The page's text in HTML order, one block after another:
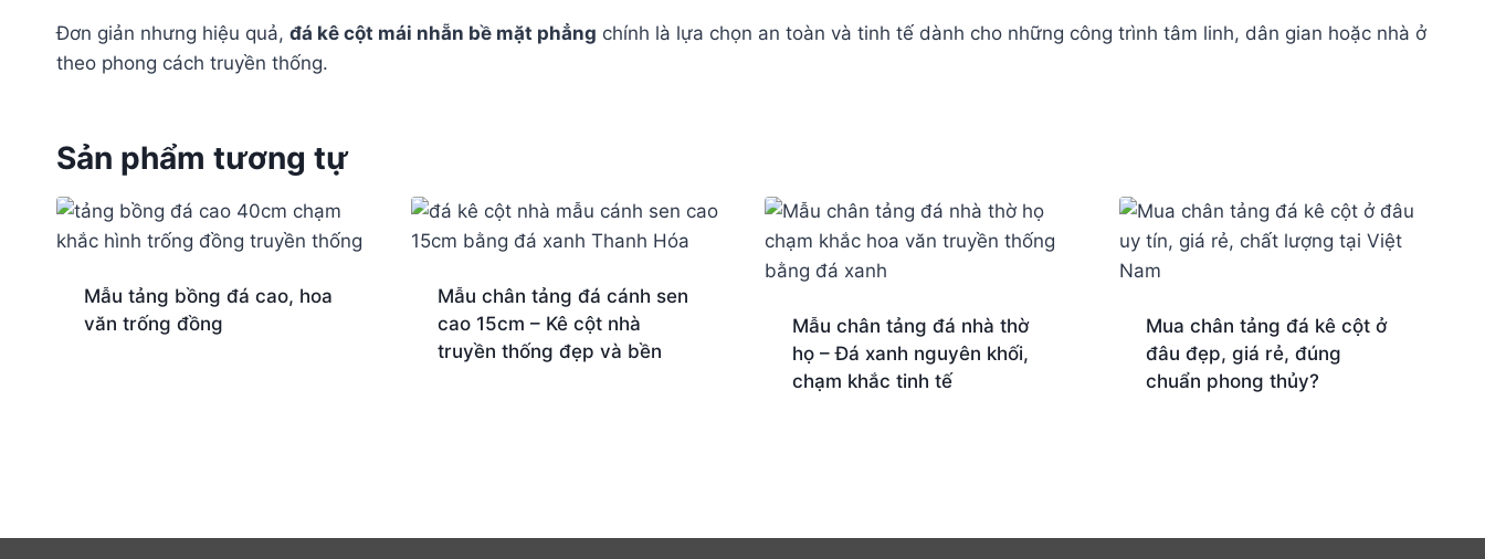
Đơn giản nhưng hiệu quả, đá kê cột mái nhẵn bề mặt phẳng chính là lựa chọn an toàn và tinh tế dành cho những công trình tâm linh, dân gian hoặc nhà ở
theo phong cách truyền thống.
Sản phẩm tương tự
Mẫu tảng bồng đá cao, hoa
văn trống đồng
Mẫu chân tảng đá cánh sen
cao 15cm – Kê cột nhà
truyền thống đẹp và bền
Mẫu chân tảng đá nhà thờ
họ – Đá xanh nguyên khối,
chạm khắc tinh tế
Mua chân tảng đá kê cột ở
đâu đẹp, giá rẻ, đúng
chuẩn phong thủy?